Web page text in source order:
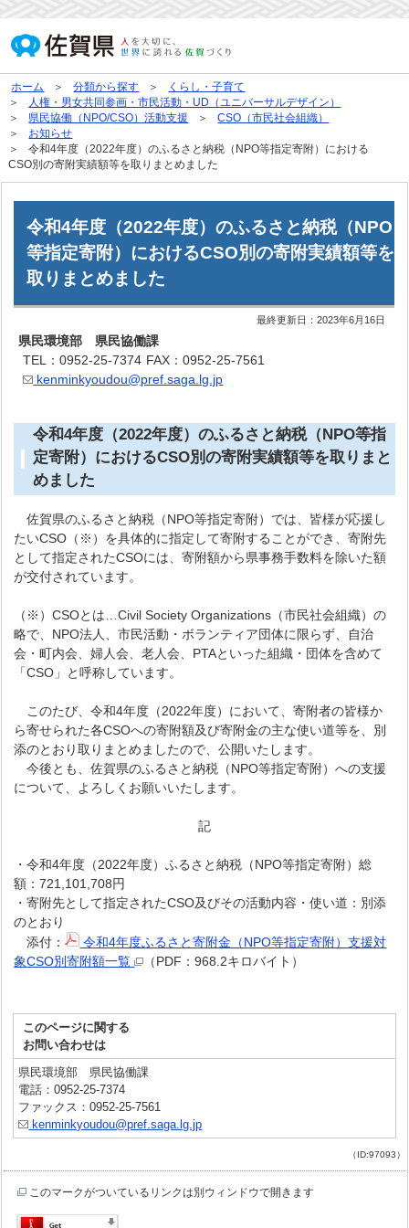
ホーム 分類から探す
くらし・子育て
人権・男女共同参画・市民活動・UD（ユニバーサルデザイン）
県民協働（NPO/CSO）活動支援
CSO（市民社会組織）
お知らせ
令和4年度（2022年度）のふるさと納税（NPO等指定寄附）における
CSO別の寄附実績額等を取りまとめました
令和4年度（2022年度）のふるさと納税（NPO
等指定寄附）におけるCSO別の寄附実績額等を
取りまとめました
最終更新日：2023年6月16日
県民環境部 県民協働課
TEL：0952-25-7374 FAX：0952-25-7561
kenminkyoudou@pref.saga.lg.jp
令和4年度（2022年度）のふるさと納税（NPO等指
定寄附）におけるCSO別の寄附実績額等を取りまと
めました
佐賀県のふるさと納税（NPO等指定寄附）では、皆様が応援し
たいCSO（※）を具体的に指定して寄附することができ、寄附先
として指定されたCSOには、寄附額から県事務手数料を除いた額
が交付されています。
（※）CSOとは…Civil Society Organizations（市民社会組織）の
略で、NPO法人、市民活動・ボランティア団体に限らず、自治
会・町内会、婦人会、老人会、PTAといった組織・団体を含めて
「CSO」と呼称しています。
このたび、令和4年度（2022年度）において、寄附者の皆様か
ら寄せられた各CSOへの寄附額及び寄附金の主な使い道等を、別
添のとおり取りまとめましたので、公開いたします。
今後とも、佐賀県のふるさと納税（NPO等指定寄附）への支援
について、よろしくお願いいたします。
記
・令和4年度（2022年度）ふるさと納税（NPO等指定寄附）総
額：721,101,708円
・寄附先として指定されたCSO及びその活動内容・使い道：別添
のとおり
添付：
令和4年度ふるさと寄附金（NPO等指定寄附）支援対
象CSO別寄附額一覧
（PDF：968.2キロバイト）
このページに関する
お問い合わせは
県民環境部 県民協働課
電話：0952-25-7374
ファックス：0952-25-7561
kenminkyoudou@pref.saga.lg.jp
（ID:97093）
このマークがついているリンクは別ウィンドウで開きます